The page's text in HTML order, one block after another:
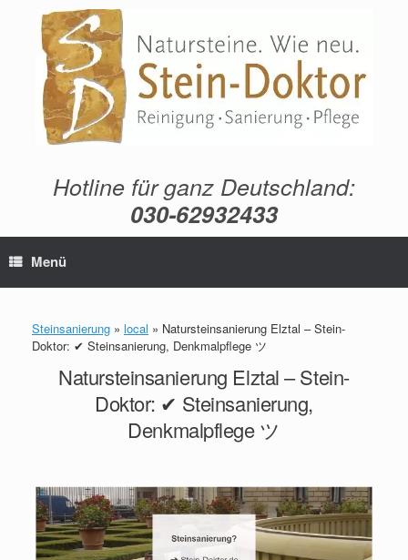
springen
Hotline für ganz Deutschland:
030-62932433
Menü
Steinsanierung » local » Natursteinsanierung Elztal – Stein-
Doktor: ✔ Steinsanierung, Denkmalpflege ツ
Natursteinsanierung Elztal – Stein-
Doktor: ✔ Steinsanierung,
Denkmalpflege ツ